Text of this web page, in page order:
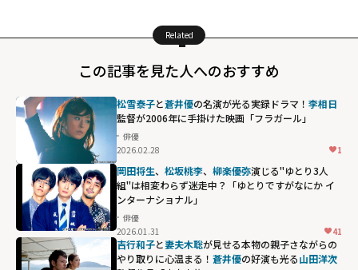
Related
この記事を見た人へのおすすめ
松雪泰子と蒼井優の名演が光る実録ドラマ！ 李相日
監督が2006年に手掛けた映画「フラガール」
俳優
2026.02.28
1
岡田将生、 松坂桃李、 柳楽優弥演じる"ゆとり3人
組"は相変わらず迷走中？「ゆとりですがなにか イ
ンターナショナル」
俳優
2026.01.31
41
吉行和子と妻夫木聡が見せる本物の親子さながらの
やり取りに心温まる！ 蒼井優の好演も光る山田洋次